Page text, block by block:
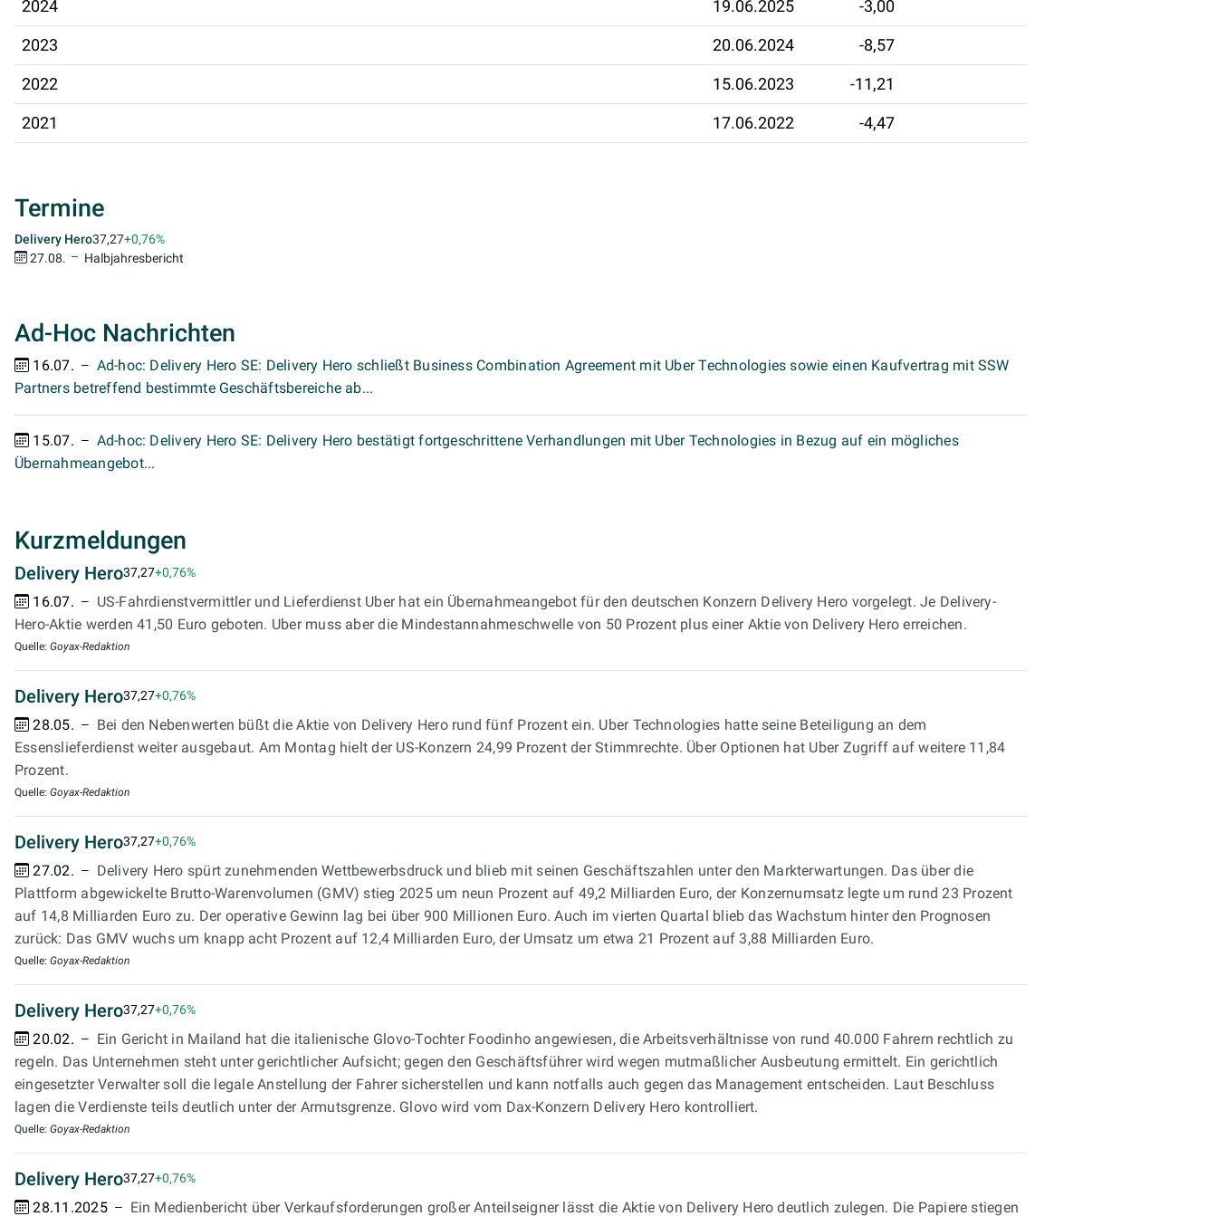
2024 19.06.2025 -3,00
2023 20.06.2024 -8,57
2022 15.06.2023 -11,21
2021 17.06.2022 -4,47
Termine
Delivery Hero37,27+0,76%
27.08.
Halbjahresbericht
Ad-Hoc Nachrichten
16.07.
Ad-hoc: Delivery Hero SE: Delivery Hero schließt Business Combination Agreement mit Uber Technologies sowie einen Kaufvertrag mit SSW
Partners betreffend bestimmte Geschäftsbereiche ab...
15.07.
Ad-hoc: Delivery Hero SE: Delivery Hero bestätigt fortgeschrittene Verhandlungen mit Uber Technologies in Bezug auf ein mögliches
Übernahmeangebot...
Kurzmeldungen
Delivery Hero37,27+0,76%
16.07.
US-Fahrdienstvermittler und Lieferdienst Uber hat ein Übernahmeangebot für den deutschen Konzern Delivery Hero vorgelegt. Je Delivery-
Hero-Aktie werden 41,50 Euro geboten. Uber muss aber die Mindestannahmeschwelle von 50 Prozent plus einer Aktie von Delivery Hero erreichen.
Quelle: Goyax-Redaktion
Delivery Hero37,27+0,76%
28.05.
Bei den Nebenwerten büßt die Aktie von Delivery Hero rund fünf Prozent ein. Uber Technologies hatte seine Beteiligung an dem
Essenslieferdienst weiter ausgebaut. Am Montag hielt der US-Konzern 24,99 Prozent der Stimmrechte. Über Optionen hat Uber Zugriff auf weitere 11,84
Prozent.
Quelle: Goyax-Redaktion
Delivery Hero37,27+0,76%
27.02.
Delivery Hero spürt zunehmenden Wettbewerbsdruck und blieb mit seinen Geschäftszahlen unter den Markterwartungen. Das über die
Plattform abgewickelte Brutto-Warenvolumen (GMV) stieg 2025 um neun Prozent auf 49,2 Milliarden Euro, der Konzernumsatz legte um rund 23 Prozent
auf 14,8 Milliarden Euro zu. Der operative Gewinn lag bei über 900 Millionen Euro. Auch im vierten Quartal blieb das Wachstum hinter den Prognosen
zurück: Das GMV wuchs um knapp acht Prozent auf 12,4 Milliarden Euro, der Umsatz um etwa 21 Prozent auf 3,88 Milliarden Euro.
Quelle: Goyax-Redaktion
Delivery Hero37,27+0,76%
20.02.
Ein Gericht in Mailand hat die italienische Glovo-Tochter Foodinho angewiesen, die Arbeitsverhältnisse von rund 40.000 Fahrern rechtlich zu
regeln. Das Unternehmen steht unter gerichtlicher Aufsicht; gegen den Geschäftsführer wird wegen mutmaßlicher Ausbeutung ermittelt. Ein gerichtlich
eingesetzter Verwalter soll die legale Anstellung der Fahrer sicherstellen und kann notfalls auch gegen das Management entscheiden. Laut Beschluss
lagen die Verdienste teils deutlich unter der Armutsgrenze. Glovo wird vom Dax-Konzern Delivery Hero kontrolliert.
Quelle: Goyax-Redaktion
Delivery Hero37,27+0,76%
28.11.2025 Ein Medienbericht über Verkaufsforderungen großer Anteilseigner lässt die Aktie von Delivery Hero deutlich zulegen. Die Papiere stiegen